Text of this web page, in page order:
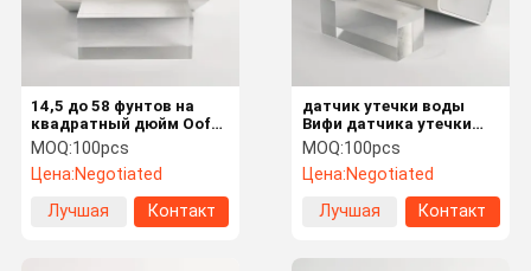
датчик утечки воды
Вифи датчика утечки
воды 60Хз 0.1Мпа
разъем 3/4ин
MOQ:100pcs
Цена:Negotiated
Лучшая
Контакт
14,5 до 58 фунтов на
квадратный дюйм Oof
5g Wifi Детектор утечки
воды Регулируемое
оповещение
приложения тревоги
MOQ:100pcs
Цена:Negotiated
Лучшая
Контакт